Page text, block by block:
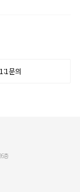
1:1문의
층